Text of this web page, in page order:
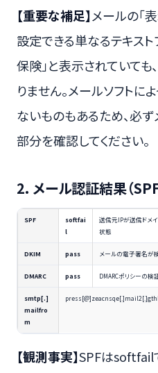
【重要な補足】メールの「
設定できる単なるテキスト
保険」と表示されていて
りません。メールソフトに
ないものもあるため、必
部分を確認してください。
2. メール認証結果（
SPF
softfai
l
送信元IPが送信ドメ
状態
DKIM pass メールの電子署名が
DMARC pass DMARCポリシーの検
smtp[.]
mailfro
m
【観測事実】SPFはsoftfail